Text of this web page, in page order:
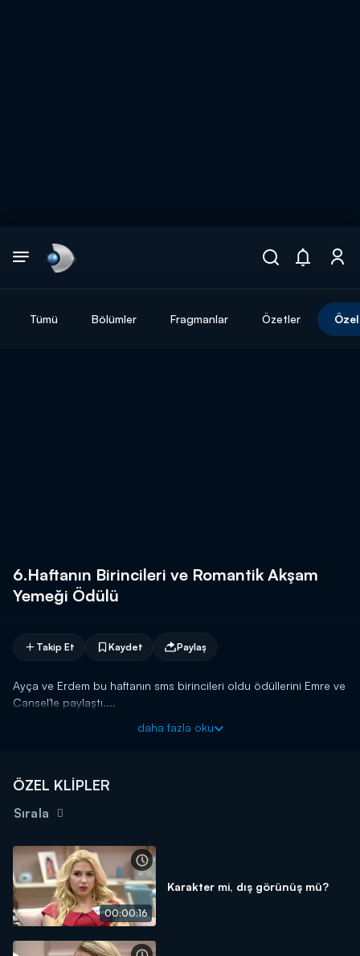
Tümü Bölümler Fragmanlar Özetler
6.Haftanın Birincileri ve Romantik Akşam
Yemeği Ödülü
Takip Et Kaydet Paylaş
Ayça ve Erdem bu haftanın sms birincileri oldu ödüllerini Emre ve
Cansel'le paylaştı....
daha fazla oku
ÖZEL KLİPLER
Sırala
00:00:16
Karakter mi, dış görünüş mü?